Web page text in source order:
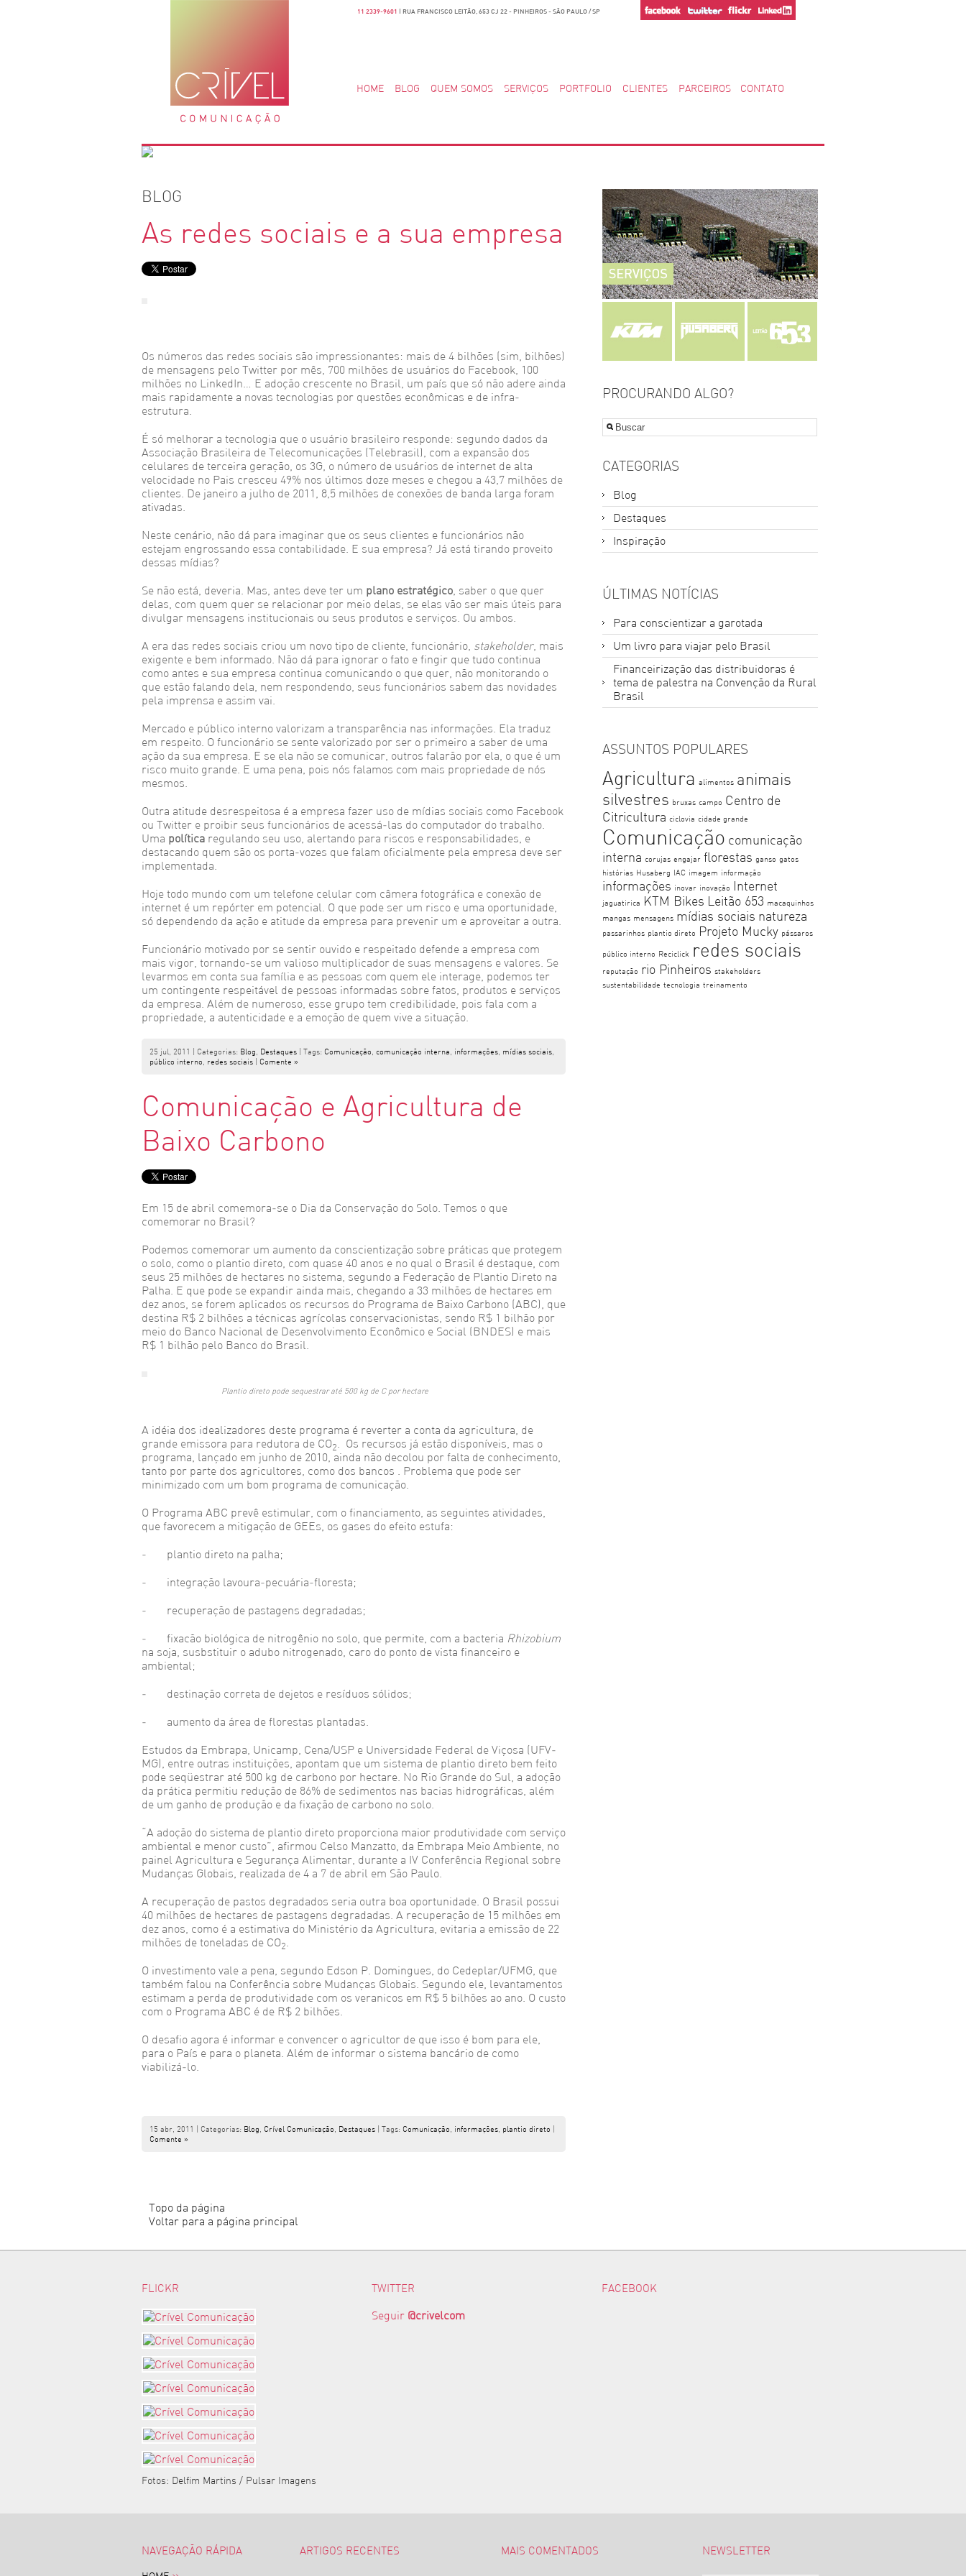
11 2339-9601 | RUA FRANCISCO LEITÃO, 653 CJ 22 - PINHEIROS - SÃO PAULO / SP
HOME BLOG QUEM SOMOS SERVIÇOS PORTFOLIO CLIENTES PARCEIROS CONTATO
BLOG
As redes sociais e a sua empresa
Os números das redes sociais são impressionantes: mais de 4 bilhões (sim, bilhões)
de mensagens pelo Twitter por mês, 700 milhões de usuários do Facebook, 100
milhões no LinkedIn… E adoção crescente no Brasil, um país que só não adere ainda
mais rapidamente a novas tecnologias por questões econômicas e de infra-
estrutura.
É só melhorar a tecnologia que o usuário brasileiro responde: segundo dados da
Associação Brasileira de Telecomunicações (Telebrasil), com a expansão dos
celulares de terceira geração, os 3G, o número de usuários de internet de alta
velocidade no Pais cresceu 49% nos últimos doze meses e chegou a 43,7 milhões de
clientes. De janeiro a julho de 2011, 8,5 milhões de conexões de banda larga foram
ativadas.
Neste cenário, não dá para imaginar que os seus clientes e funcionários não
estejam engrossando essa contabilidade. E sua empresa? Já está tirando proveito
dessas mídias?
Se não está, deveria. Mas, antes deve ter um plano estratégico, saber o que quer
delas, com quem quer se relacionar por meio delas, se elas vão ser mais úteis para
divulgar mensagens institucionais ou seus produtos e serviços. Ou ambos.
A era das redes sociais criou um novo tipo de cliente, funcionário, stakeholder, mais
exigente e bem informado. Não dá para ignorar o fato e fingir que tudo continua
como antes e sua empresa continua comunicando o que quer, não monitorando o
que estão falando dela, nem respondendo, seus funcionários sabem das novidades
pela imprensa e assim vai.
Mercado e público interno valorizam a transparência nas informações. Ela traduz
em respeito. O funcionário se sente valorizado por ser o primeiro a saber de uma
ação da sua empresa. E se ela não se comunicar, outros falarão por ela, o que é um
risco muito grande. E uma pena, pois nós falamos com mais propriedade de nós
mesmos.
Outra atitude desrespeitosa é a empresa fazer uso de mídias sociais como Facebook
ou Twitter e proibir seus funcionários de acessá-las do computador do trabalho.
Uma política regulando seu uso, alertando para riscos e responsabilidades, e
destacando quem são os porta-vozes que falam oficialmente pela empresa deve ser
implementada.
Hoje todo mundo com um telefone celular com câmera fotográfica e conexão de
internet é um repórter em potencial. O que pode ser um risco e uma oportunidade,
só dependendo da ação e atitude da empresa para prevenir um e aproveitar a outra.
Funcionário motivado por se sentir ouvido e respeitado defende a empresa com
mais vigor, tornando-se um valioso multiplicador de suas mensagens e valores. Se
levarmos em conta sua família e as pessoas com quem ele interage, podemos ter
um contingente respeitável de pessoas informadas sobre fatos, produtos e serviços
da empresa. Além de numeroso, esse grupo tem credibilidade, pois fala com a
propriedade, a autenticidade e a emoção de quem vive a situação.
25 jul, 2011 | Categorias: Blog, Destaques | Tags: Comunicação, comunicação interna, informações, mídias sociais,
público interno, redes sociais Comente »
Comunicação e Agricultura de
Baixo Carbono
Em 15 de abril comemora-se o Dia da Conservação do Solo. Temos o que
comemorar no Brasil?
Podemos comemorar um aumento da conscientização sobre práticas que protegem
o solo, como o plantio direto, com quase 40 anos e no qual o Brasil é destaque, com
seus 25 milhões de hectares no sistema, segundo a Federação de Plantio Direto na
Palha. E que pode se expandir ainda mais, chegando a 33 milhões de hectares em
dez anos, se forem aplicados os recursos do Programa de Baixo Carbono (ABC), que
destina R$ 2 bilhões a técnicas agrícolas conservacionistas, sendo R$ 1 bilhão por
meio do Banco Nacional de Desenvolvimento Econômico e Social (BNDES) e mais
R$ 1 bilhão pelo Banco do Brasil.
Plantio direto pode sequestrar até 500 kg de C por hectare
A idéia dos idealizadores deste programa é reverter a conta da agricultura, de
grande emissora para redutora de CO2. Os recursos já estão disponíveis, mas o
programa, lançado em junho de 2010, ainda não decolou por falta de conhecimento,
tanto por parte dos agricultores, como dos bancos . Problema que pode ser
minimizado com um bom programa de comunicação.
O Programa ABC prevê estimular, com o financiamento, as seguintes atividades,
que favorecem a mitigação de GEEs, os gases do efeito estufa:
- plantio direto na palha;
- integração lavoura-pecuária-floresta;
- recuperação de pastagens degradadas;
- fixacão biológica de nitrogênio no solo, que permite, com a bacteria Rhizobium
na soja, susbstituir o adubo nitrogenado, caro do ponto de vista financeiro e
ambiental;
- destinação correta de dejetos e resíduos sólidos;
- aumento da área de florestas plantadas.
Estudos da Embrapa, Unicamp, Cena/USP e Universidade Federal de Viçosa (UFV-
MG), entre outras instituições, apontam que um sistema de plantio direto bem feito
pode seqüestrar até 500 kg de carbono por hectare. No Rio Grande do Sul, a adoção
da prática permitiu redução de 86% de sedimentos nas bacias hidrográficas, além
de um ganho de produção e da fixação de carbono no solo.
“A adoção do sistema de plantio direto proporciona maior produtividade com serviço
ambiental e menor custo”, afirmou Celso Manzatto, da Embrapa Meio Ambiente, no
painel Agricultura e Segurança Alimentar, durante a IV Conferência Regional sobre
Mudanças Globais, realizada de 4 a 7 de abril em São Paulo.
A recuperação de pastos degradados seria outra boa oportunidade. O Brasil possui
40 milhões de hectares de pastagens degradadas. A recuperação de 15 milhões em
dez anos, como é a estimativa do Ministério da Agricultura, evitaria a emissão de 22
milhões de toneladas de CO2.
O investimento vale a pena, segundo Edson P. Domingues, do Cedeplar/UFMG, que
também falou na Conferência sobre Mudanças Globais. Segundo ele, levantamentos
estimam a perda de produtividade com os veranicos em R$ 5 bilhões ao ano. O custo
com o Programa ABC é de R$ 2 bilhões.
O desafio agora é informar e convencer o agricultor de que isso é bom para ele,
para o País e para o planeta. Além de informar o sistema bancário de como
viabilizá-lo.
15 abr, 2011 | Categorias: Blog, Crível Comunicação, Destaques | Tags: Comunicação, informações, plantio direto
Comente »
Topo da página
Voltar para a página principal
PROCURANDO ALGO?
CATEGORIAS
Blog
Destaques
Inspiração
ÚLTIMAS NOTÍCIAS
Para conscientizar a garotada
Um livro para viajar pelo Brasil
Financeirização das distribuidoras é
tema de palestra na Convenção da Rural
Brasil
ASSUNTOS POPULARES
Agricultura alimentos animais
silvestres bruxas campo Centro de
Citricultura ciclovia cidade grande
Comunicação comunicação
interna corujas engajar florestas ganso gatos
histórias Husaberg IAC imagem informação
informações inovar inovação Internet
jaguatirica KTM Bikes Leitão 653 macaquinhos
mangas mensagens mídias sociais natureza
passarinhos plantio direto Projeto Mucky pássaros
público interno Reciclick redes sociais
reputação rio Pinheiros stakeholders
sustentabilidade tecnologia treinamento
FLICKR
Fotos: Delfim Martins / Pulsar Imagens
TWITTER
Seguir @crivelcom
FACEBOOK
NAVEGAÇÃO RÁPIDA ARTIGOS RECENTES MAIS COMENTADOS NEWSLETTER